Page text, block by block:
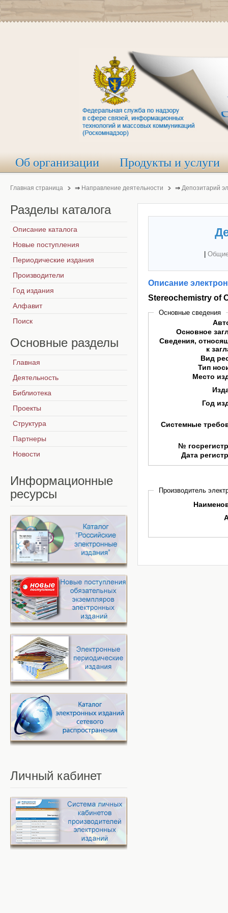
Об организации Продукты и услуги
Главная страница ⇒ Направление деятельности ⇒ Депозитарий
Описание
Stereochemistry of
Основные сведения
Основное
Сведения,
к
Вид
Тип
Место
Год
Системные
№
Дата
Производитель
Разделы каталога
Описание каталога
Новые поступления
Периодические издания
Производители
Год издания
Алфавит
Поиск
Основные разделы
Главная
Деятельность
Библиотека
Проекты
Структура
Партнеры
Новости
Информационные
ресурсы
Личный кабинет